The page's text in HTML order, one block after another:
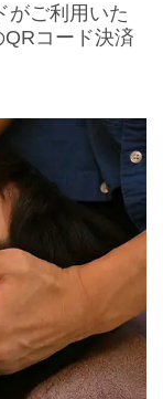
がご利用いた
QRコード決済